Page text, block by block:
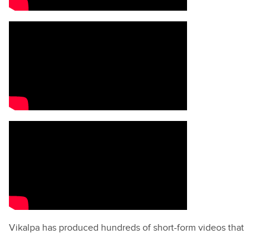
Vikalpa has produced hundreds of short-form videos that